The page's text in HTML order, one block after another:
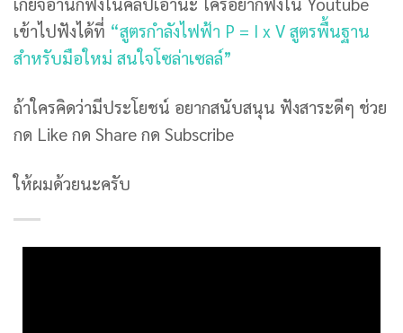
เข้าไปฟังได้ที่ “สูตรกำลังไฟฟ้า P = I x V สูตรพื้นฐาน
สำหรับมือใหม่ สนใจโซล่าเซลล์”
ถ้าใครคิดว่ามีประโยชน์ อยากสนับสนุน ฟังสาระดีๆ ช่วย
กด Like กด Share กด Subscribe
ให้ผมด้วยนะครับ